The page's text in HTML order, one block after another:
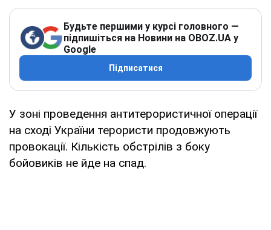
Будьте першими у курсі головного —
підпишіться на Новини на OBOZ.UA у
Google
Підписатися
У зоні проведення антитерористичної операції
на сході України терористи продовжують
провокації. Кількість обстрілів з боку
бойовиків не йде на спад.